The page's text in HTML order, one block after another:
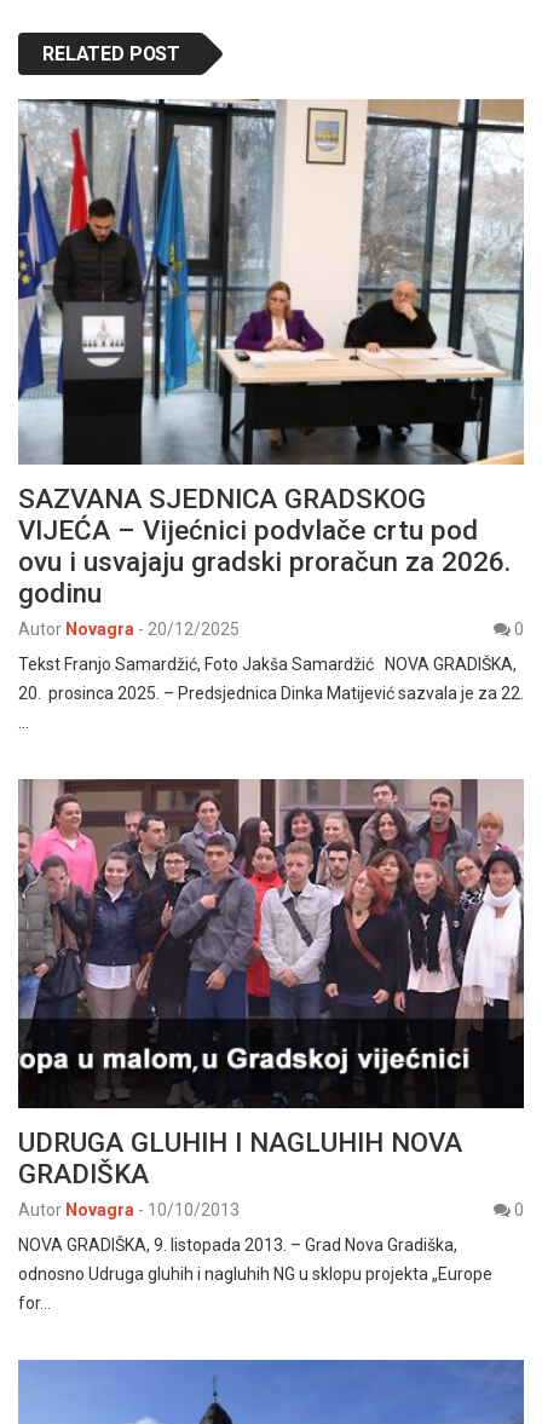
RELATED POST
SAZVANA SJEDNICA GRADSKOG
VIJEĆA – Vijećnici podvlače crtu pod
ovu i usvajaju gradski proračun za 2026.
godinu
Autor Novagra - 20/12/2025
0
Tekst Franjo Samardžić, Foto Jakša Samardžić NOVA GRADIŠKA,
20. prosinca 2025. – Predsjednica Dinka Matijević sazvala je za 22.
UDRUGA GLUHIH I NAGLUHIH NOVA
GRADIŠKA
Autor Novagra - 10/10/2013
0
NOVA GRADIŠKA, 9. listopada 2013. – Grad Nova Gradiška,
odnosno Udruga gluhih i nagluhih NG u sklopu projekta „Europe
for…